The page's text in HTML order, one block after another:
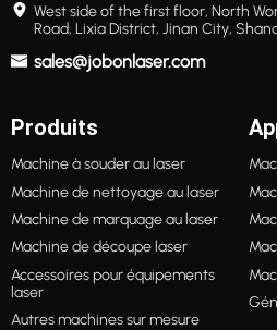
West side of the first floor, North
Road, Lixia District, Jinan City,
sales@jobonlaser.com
Produits
Machine à souder au laser
Machine de nettoyage au laser
Machine de marquage au laser
Machine de découpe laser
Accessoires pour équipements
laser
Autres machines sur mesure